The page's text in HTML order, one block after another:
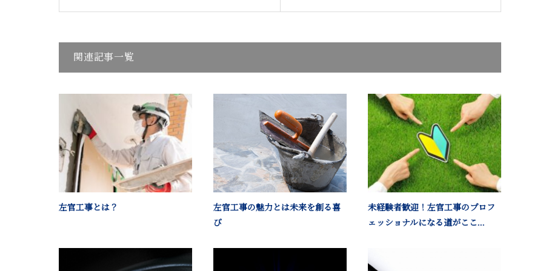
関連記事一覧
左官工事とは？
左官工事の魅力とは未来を創る喜
び
未経験者歓迎！左官工事のプロフ
ェッショナルになる道がここ...